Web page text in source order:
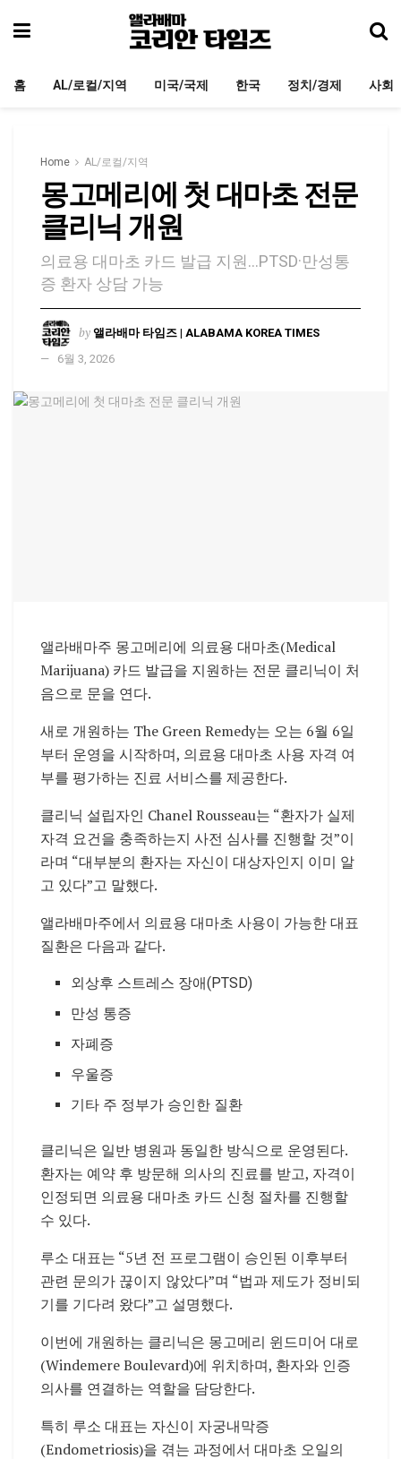
홈 AL/로컬/지역 미국/국제 한국 정치/경제 사회
Home AL/로컬/지역
몽고메리에 첫 대마초 전문
클리닉 개원
의료용 대마초 카드 발급 지원…PTSD·만성통
증 환자 상담 가능
by 앨라배마 타임즈 | ALABAMA KOREA TIMES
6월 3, 2026
앨라배마주 몽고메리에 의료용 대마초(Medical
Marijuana) 카드 발급을 지원하는 전문 클리닉이 처
음으로 문을 연다.
새로 개원하는 The Green Remedy는 오는 6월 6일
부터 운영을 시작하며, 의료용 대마초 사용 자격 여
부를 평가하는 진료 서비스를 제공한다.
클리닉 설립자인 Chanel Rousseau는 “환자가 실제
자격 요건을 충족하는지 사전 심사를 진행할 것”이
라며 “대부분의 환자는 자신이 대상자인지 이미 알
고 있다”고 말했다.
앨라배마주에서 의료용 대마초 사용이 가능한 대표
질환은 다음과 같다.
외상후 스트레스 장애(PTSD)
만성 통증
자폐증
우울증
기타 주 정부가 승인한 질환
클리닉은 일반 병원과 동일한 방식으로 운영된다.
환자는 예약 후 방문해 의사의 진료를 받고, 자격이
인정되면 의료용 대마초 카드 신청 절차를 진행할
수 있다.
루소 대표는 “5년 전 프로그램이 승인된 이후부터
관련 문의가 끊이지 않았다”며 “법과 제도가 정비되
기를 기다려 왔다”고 설명했다.
이번에 개원하는 클리닉은 몽고메리 윈드미어 대로
(Windemere Boulevard)에 위치하며, 환자와 인증
의사를 연결하는 역할을 담당한다.
특히 루소 대표는 자신이 자궁내막증
(Endometriosis)을 겪는 과정에서 대마초 오일의